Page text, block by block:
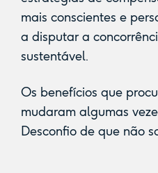
mais conscientes e
a disputar a
sustentável.
Os benefícios que
mudaram algumas
Desconfio de que não